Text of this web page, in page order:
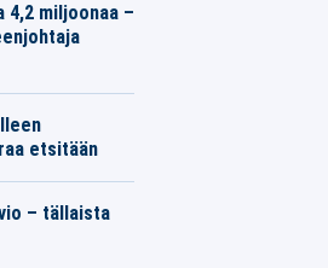
4,2 miljoonaa –
etsitään
– tällaista